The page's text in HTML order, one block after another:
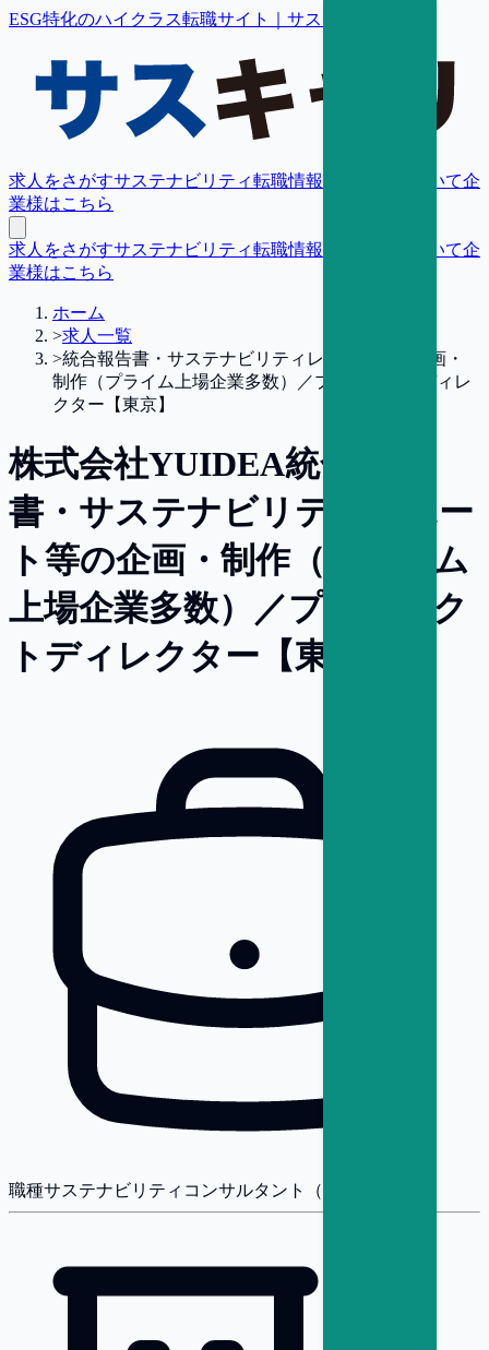
ESG特化のハイクラス転職サイト｜サスキャリ
求人をさがすサステナビリティ転職情報 転職支援について企
業様はこちら
求人をさがすサステナビリティ転職情報 転職支援について企
業様はこちら
ホーム
>求人一覧
>統合報告書・サステナビリティレポート等の企画・
制作（プライム上場企業多数）／プロジェクトディレ
クター【東京】
株式会社YUIDEA統合報告
書・サステナビリティレポー
ト等の企画・制作（プライム
上場企業多数）／プロジェク
トディレクター【東京】
職種サステナビリティコンサルタント（開示・保証）